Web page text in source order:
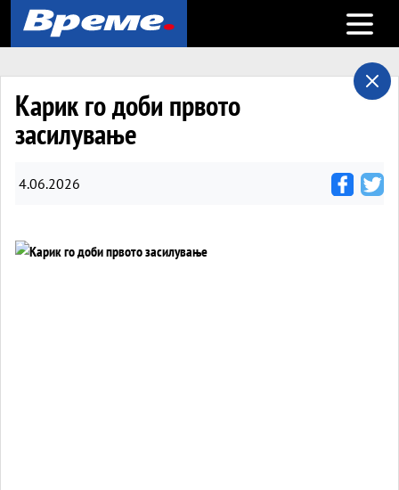
Open
Карик го доби првото
засилување
4.06.2026